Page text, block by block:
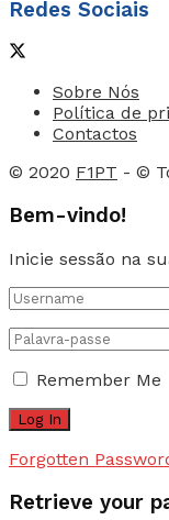
Redes Sociais
Sobre Nós
Política de
Contactos
© 2020 F1PT - ©
Bem-vindo!
Inicie sessão na
Remember Me
Forgotten
Retrieve your